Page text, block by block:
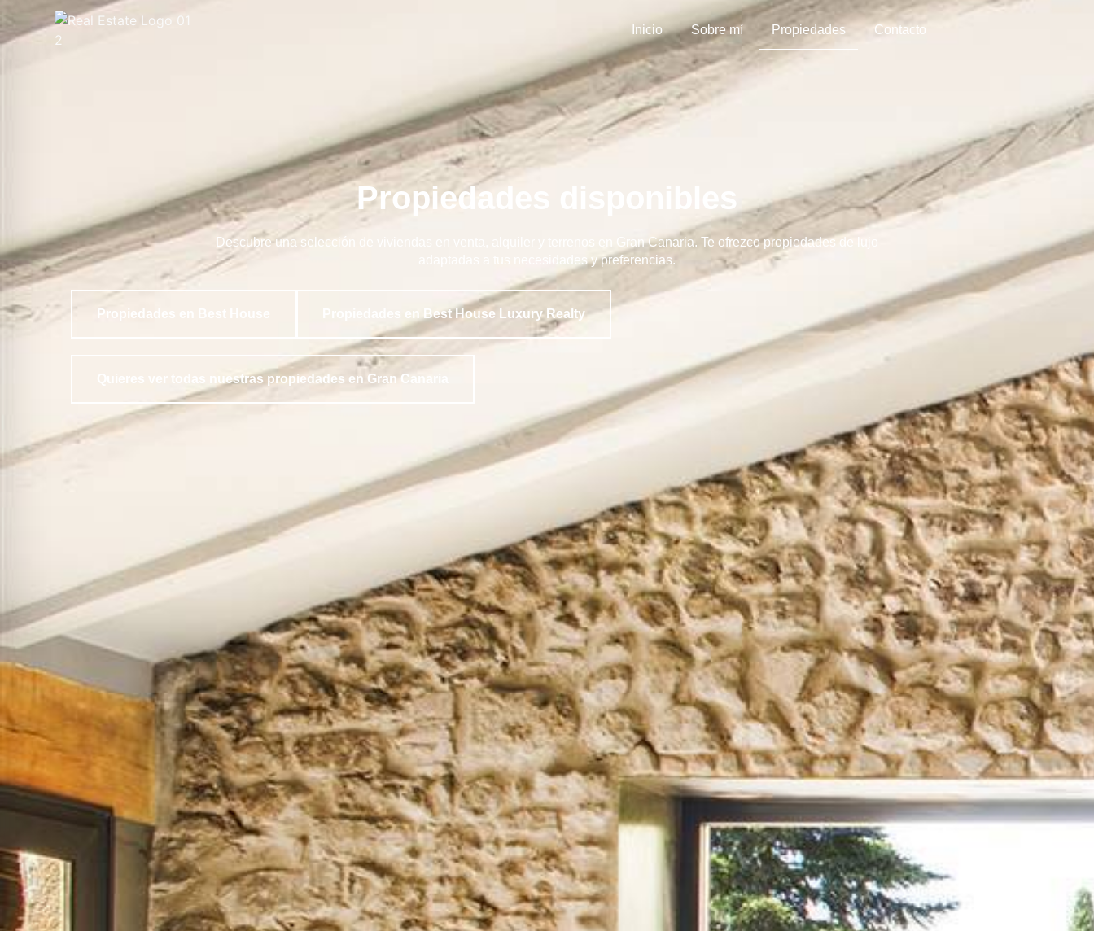
Inicio Sobre mí Propiedades Contacto
Propiedades disponibles
Descubre una selección de viviendas en venta, alquiler y terrenos en Gran Canaria. Te ofrezco propiedades de lujo
adaptadas a tus necesidades y preferencias.
Propiedades en Best House Propiedades en Best House Luxury Realty
Quieres ver todas nuestras propiedades en Gran Canaria